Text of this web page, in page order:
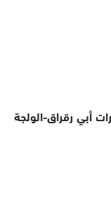
والنصف بعد الزوال بقصر المؤتمرات أبي رقراق-الولجة